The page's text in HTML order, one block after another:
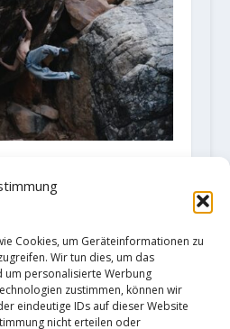
Cookies, um Geräteinformationen zu
Wir tun dies, um das
um personalisierte Werbung
zustimmen, können wir
eindeutige IDs auf dieser Website
nicht erteilen oder
9A-